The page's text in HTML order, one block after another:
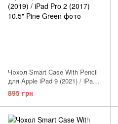
Чохол Smart Case With Pencil
для Apple iPad 9 (2021) / iPad 8
(2020) / iPad 7 (2019) 10,2" /
iPad Air 3 (2019) / iPad Pro 2
(2017) 10.5" Gold
895 грн